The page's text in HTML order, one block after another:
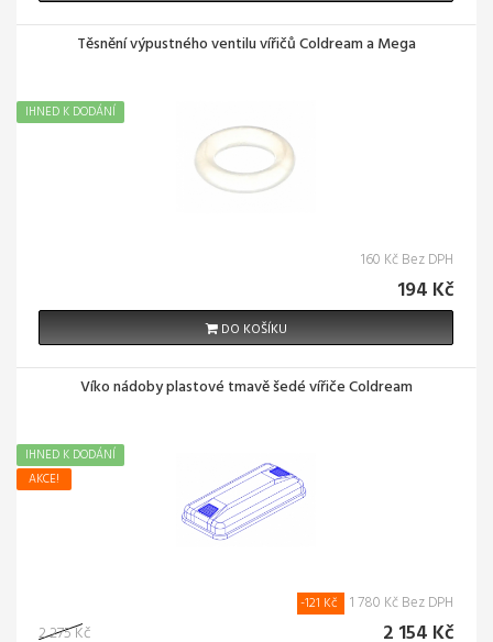
Těsnění výpustného ventilu vířičů Coldream a Mega
IHNED K DODÁNÍ
160 Kč Bez DPH
194 Kč
DO KOŠÍKU
Víko nádoby plastové tmavě šedé vířiče Coldream
AKCE!
IHNED K DODÁNÍ
2 275 Kč
-121 Kč 1 780 Kč Bez DPH
2 154 Kč